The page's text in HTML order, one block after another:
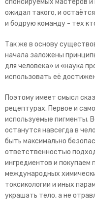
спонсируемых мастеров и
ожидал такого, и
и бодрую команду - тех
Так же в основу
начала заложены
для человека» и «наука
использовать её
Поэтому имеет смысл
рецептурах. Первое и
используемые пигменты.
останутся навсегда в
быть максимально
ответственностью
ингредиентов и покупаем
международных
токсикологии и иных
украшать тело, а не